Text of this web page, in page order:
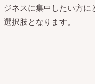
ジネスに集中したい方
選択肢となります。